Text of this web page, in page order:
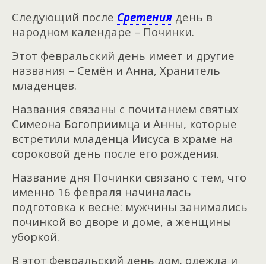
Следующий после Сретения день в
народном календаре – Починки.
Этот февральский день имеет и другие
названия – Семён и Анна, Хранитель
младенцев.
Названия связаны с почитанием святых
Симеона Богоприимца и Анны, которые
встретили младенца Иисуса в храме на
сороковой день после его рождения.
Название дня Починки связано с тем, что
именно 16 февраля начиналась
подготовка к весне: мужчины занимались
починкой во дворе и доме, а женщины
уборкой.
В этот февральский день дом, одежда и